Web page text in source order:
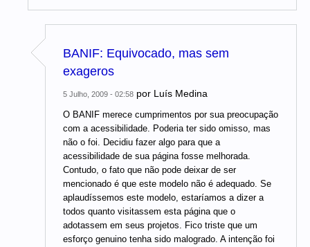
BANIF: Equivocado, mas sem
exageros
5 Julho, 2009 - 02:58 por Luís Medina
O BANIF merece cumprimentos por sua preocupação
com a acessibilidade. Poderia ter sido omisso, mas
não o foi. Decidiu fazer algo para que a
acessibilidade de sua página fosse melhorada.
Contudo, o fato que não pode deixar de ser
mencionado é que este modelo não é adequado. Se
aplaudíssemos este modelo, estaríamos a dizer a
todos quanto visitassem esta página que o
adotassem em seus projetos. Fico triste que um
esforço genuino tenha sido malogrado. A intenção foi